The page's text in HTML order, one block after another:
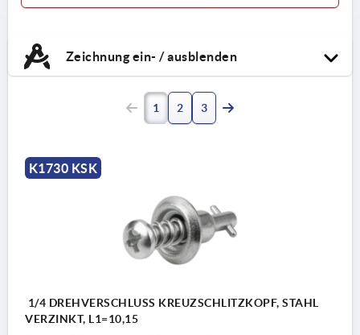
Zeichnung ein- / ausblenden
1 2 3
K1730 KSK
1/4 DREHVERSCHLUSS KREUZSCHLITZKOPF, STAHL
VERZINKT, L1=10,15